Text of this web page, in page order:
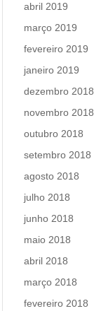
abril 2019
março 2019
fevereiro 2019
janeiro 2019
dezembro 2018
novembro 2018
outubro 2018
setembro 2018
agosto 2018
julho 2018
junho 2018
maio 2018
abril 2018
março 2018
fevereiro 2018